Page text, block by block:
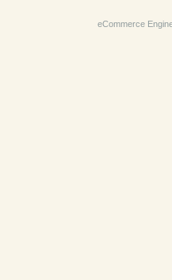
eCommerce